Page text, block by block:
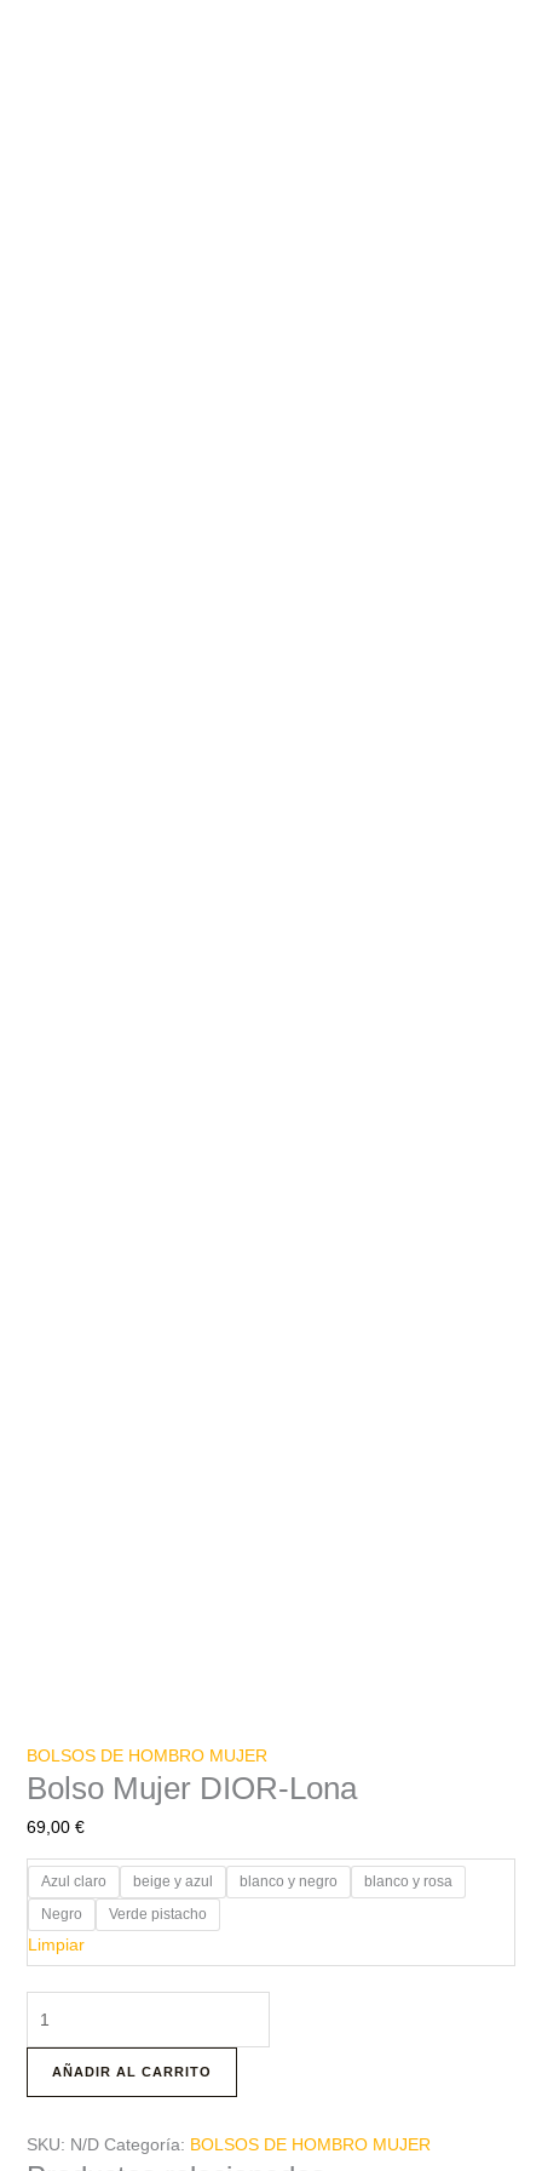
BOLSOS DE HOMBRO MUJER
Bolso Mujer DIOR-Lona
69,00 €
Azul claro beige y azul blanco y negro
blanco y rosa
Negro
Verde pistacho
Limpiar
AÑADIR AL CARRITO
SKU: N/D Categoría: BOLSOS DE HOMBRO MUJER